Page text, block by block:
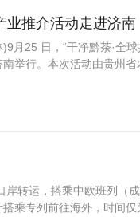
业推介活动走进济南
月25 日，“干净黔茶·全
举行。本次活动由贵州
转运，搭乘中欧班列（
乘专列前往海外，时间仅